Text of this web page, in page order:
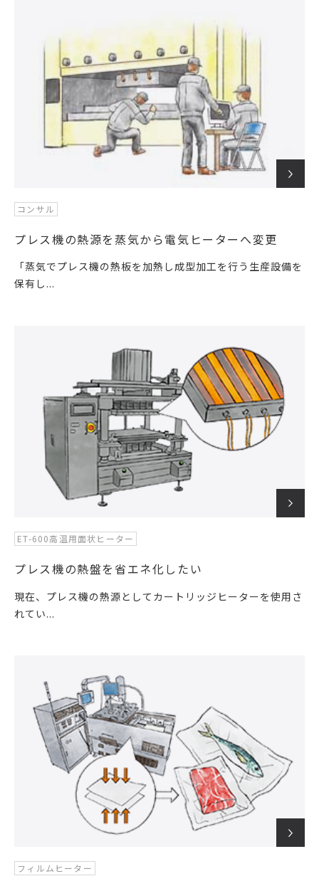
コンサル
プレス機の熱源を蒸気から電気ヒーターへ変更
「蒸気でプレス機の熱板を加熱し成型加工を行う生産設備を
保有し...
ET-600高温用面状ヒーター
プレス機の熱盤を省エネ化したい
現在、プレス機の熱源としてカートリッジヒーターを使用さ
れてい...
フィルムヒーター